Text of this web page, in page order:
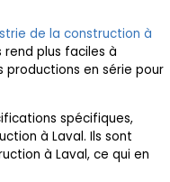
de la construction à
plus faciles à
productions en série pour
spécifiques,
à Laval. Ils sont
à Laval, ce qui en